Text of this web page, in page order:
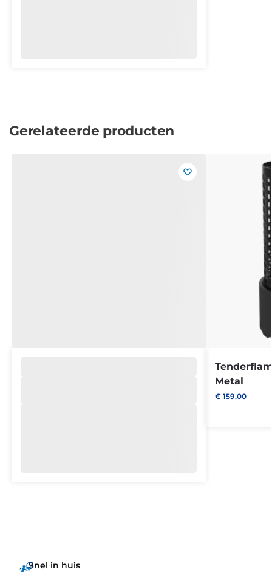
Gerelateerde producten
Metal
€159,00
Snel in huis